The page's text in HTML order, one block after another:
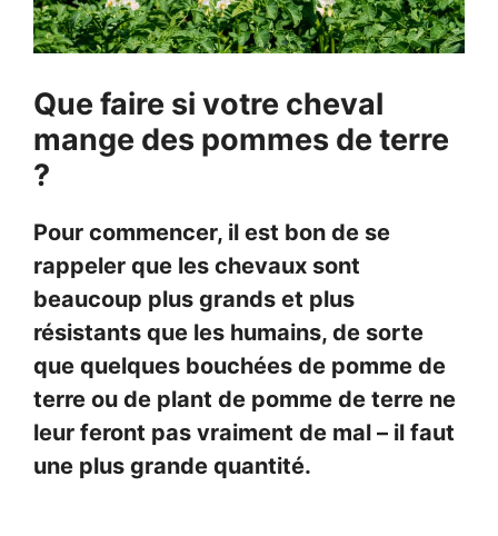
Que faire si votre cheval
mange des pommes de terre
?
Pour commencer, il est bon de se
rappeler que les chevaux sont
beaucoup plus grands et plus
résistants que les humains, de sorte
que quelques bouchées de pomme de
terre ou de plant de pomme de terre ne
leur feront pas vraiment de mal – il faut
une plus grande quantité.